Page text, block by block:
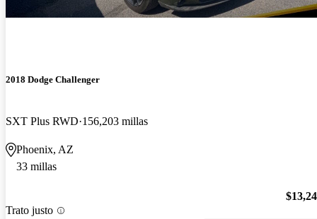
2018 Dodge Challenger
SXT Plus RWD 156,203 millas
Phoenix, AZ
33 millas
Trato justo